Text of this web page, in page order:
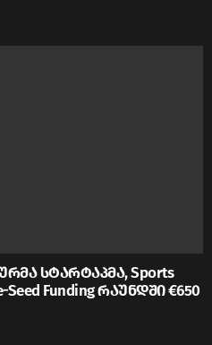
სტარტაპმა, Sports
Seed Funding რაუნდში €650